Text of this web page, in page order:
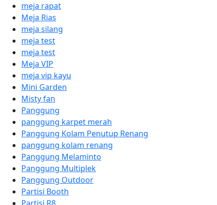
meja rapat
Meja Rias
meja silang
meja test
meja test
Meja VIP
meja vip kayu
Mini Garden
Misty fan
Panggung
panggung karpet merah
Panggung Kolam Penutup Renang
panggung kolam renang
Panggung Melaminto
Panggung Multiplek
Panggung Outdoor
Partisi Booth